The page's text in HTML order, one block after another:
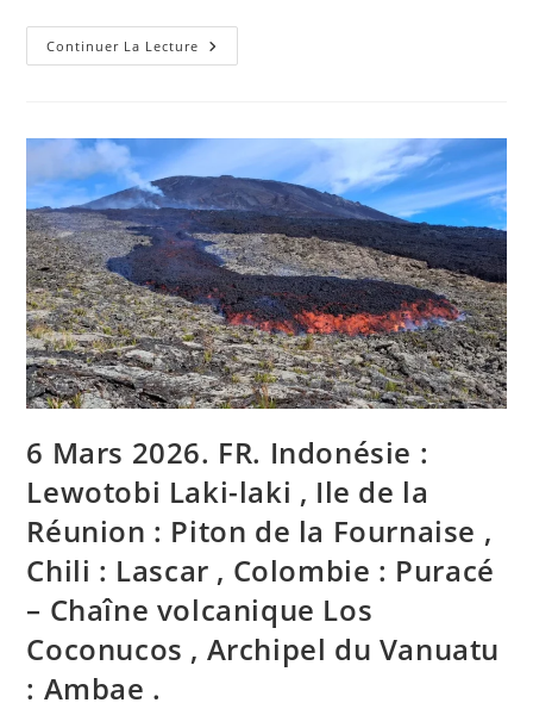
Continuer La Lecture March
6,
Lewotobi
Laki-
Laki
,
La
Réunion
Island
:
Piton
De
La
Fournaise
,
Chile
:
Lascar
,
Puracé
–
Los
Volcanic
Chain
,
Vanuatu
Archipelago
:
6 Mars 2026. FR. Indonésie :
Lewotobi Laki-laki , Ile de la
Réunion : Piton de la Fournaise ,
Chili : Lascar , Colombie : Puracé
– Chaîne volcanique Los
Coconucos , Archipel du Vanuatu
: Ambae .